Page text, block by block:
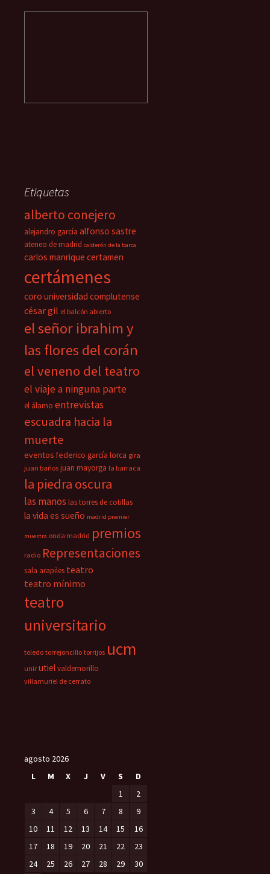
Etiquetas
alberto conejero
alejandro garcía alfonso sastre
ateneo de madrid calderón de la barca
carlos manrique certamen
certámenes
coro universidad complutense
césar gil el balcón abierto
el señor ibrahim y
las flores del corán
el veneno del teatro
el viaje a ninguna parte
el álamo entrevistas
escuadra hacia la
muerte
eventos federico garcía lorca gira
juan baños juan mayorga la barraca
la piedra oscura
las manos las torres de cotillas
la vida es sueño madrid premier
muestra onda madrid premios
radio Representaciones
sala arapiles teatro
teatro mínimo
teatro
universitario
toledo torrejoncillo torrijos ucm
unir utielvaldemorillo
villamuriel de cerrato
agosto 2026
L
M X J V S
D
1
2
3
4 5 6 7 8
9
10
11 12 13 14 15
16
17
18 19 20 21 22
23
24
25 26 27 28 29 30